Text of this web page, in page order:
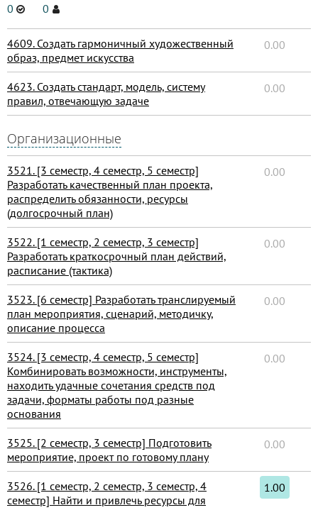
0
0
4609. Создать гармоничный художественный
образ, предмет искусства
0.00
4623. Создать стандарт, модель, систему
правил, отвечающую задаче
0.00
Организационные
3521. [3 семестр, 4 семестр, 5 семестр]
Разработать качественный план проекта,
распределить обязанности, ресурсы
(долгосрочный план)
0.00
3522. [1 семестр, 2 семестр, 3 семестр]
Разработать краткосрочный план действий,
расписание (тактика)
0.00
3523. [6 семестр] Разработать транслируемый
план мероприятия, сценарий, методичку,
описание процесса
0.00
3524. [3 семестр, 4 семестр, 5 семестр]
Комбинировать возможности, инструменты,
находить удачные сочетания средств под
задачи, форматы работы под разные
основания
0.00
3525. [2 семестр, 3 семестр] Подготовить
мероприятие, проект по готовому плану
0.00
3526. [1 семестр, 2 семестр, 3 семестр, 4
семестр] Найти и привлечь ресурсы для
1.00